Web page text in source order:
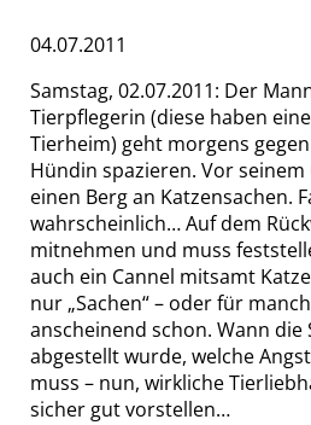
04.07.2011
Samstag, 02.07.2011: Der
Tierpflegerin (diese haben
Tierheim) geht morgens
Hündin spazieren. Vor
einen Berg an Katzensachen.
wahrscheinlich… Auf dem
mitnehmen und muss
auch ein Cannel mitsamt
nur „Sachen“ – oder für
anscheinend schon. Wann die
abgestellt wurde, welche
muss – nun, wirkliche
sicher gut vorstellen…